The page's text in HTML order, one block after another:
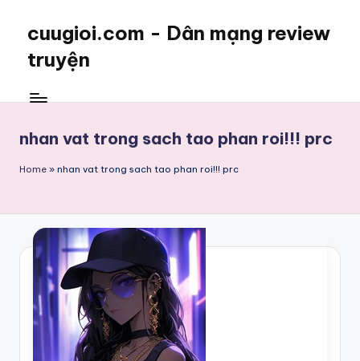
cuugioi.com - Dân mạng review
truyện
nhan vat trong sach tao phan roi!!! prc
Home » nhan vat trong sach tao phan roi!!! prc